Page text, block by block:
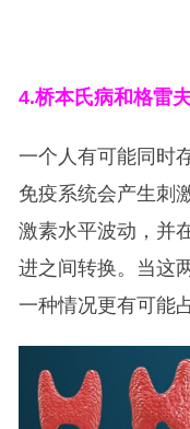
4.桥本氏病和格雷
一个人有可能同时
免疫系统会产生刺
激素水平波动，并
进之间转换。当这
一种情况更有可能